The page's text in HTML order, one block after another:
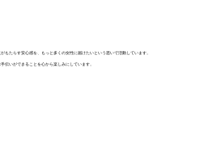
もたらす安心感を、もっと多くの女性に届けたいという思いで活動しています。
伝いができることを心から楽しみにしています。